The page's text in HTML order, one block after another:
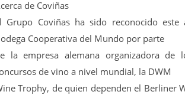
de Coviñas
Grupo Coviñas ha sido reconocido
Cooperativa del Mundo por parte
la empresa alemana organizadora de
de vino a nivel mundial, la DWM
Trophy, de quien dependen el Berliner